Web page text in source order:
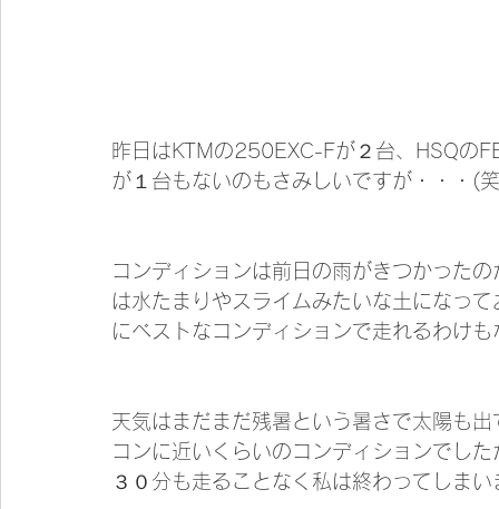
昨日はKTMの250EXC-Fが２台、HSQの
が１台もないのもさみしいですが・・・(
コンディションは前日の雨がきつかった
は水たまりやスライムみたいな土になっ
にベストなコンディションで走れるわけ
天気はまだまだ残暑という暑さで太陽も
コンに近いくらいのコンディションでし
３０分も走ることなく私は終わってしまい